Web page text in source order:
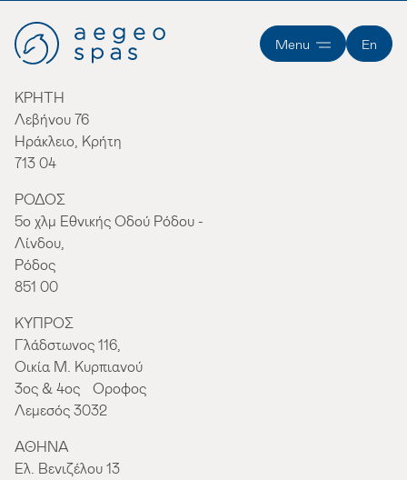
Menu En
ΚΡΗΤΗ
Λεβήνου 76
Ηράκλειο, Κρήτη
713 04
ΡΟΔΟΣ
5ο χλμ Εθνικής Οδού Ρόδου -
Λίνδου,
Ρόδος
851 00
ΚΥΠΡΟΣ
Γλάδστωνος 116,
Οικία Μ. Κυρπιανού
3ος & 4ος Όροφος
Λεμεσός 3032
ΑΘΗΝΑ
Ελ. Βενιζέλου 13